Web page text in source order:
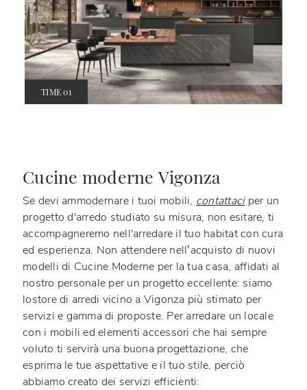
TIME 01
Cucine moderne Vigonza
Se devi ammodernare i tuoi mobili, contattaciper un
progetto d'arredo studiato su misura, non esitare, ti
accompagneremo nell'arredare il tuo habitat con cura
ed esperienza. Non attendere nell’acquisto di nuovi
modelli di Cucine Moderne per la tua casa, affidati al
nostro personale per un progetto eccellente: siamo
lostore di arredi vicino a Vigonza più stimato per
servizi e gamma di proposte. Per arredare un locale
con i mobili ed elementi accessori che hai sempre
voluto ti servirà una buona progettazione, che
esprima le tue aspettative e il tuo stile, perciò
abbiamo creato dei servizi efficienti: